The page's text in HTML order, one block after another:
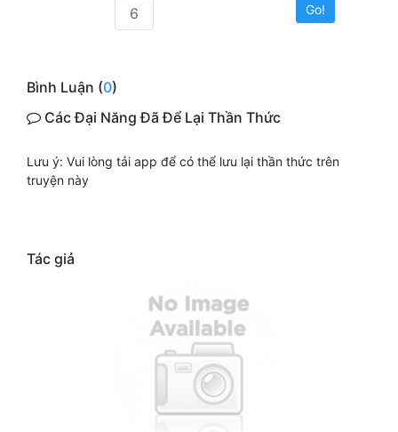
6
Go!
Bình Luận (0)
Các Đại Năng Đã Để Lại Thần Thức
Lưu ý: Vui lòng tải app để có thể lưu lại thần thức trên
truyện này
Tác giả